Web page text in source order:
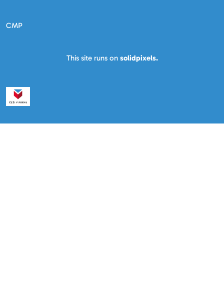
CMP
This site runs on solidpixels.